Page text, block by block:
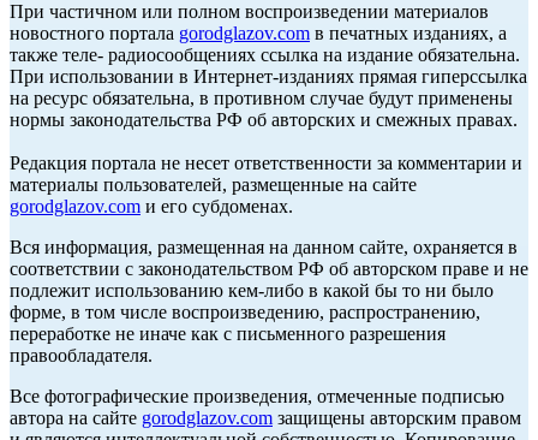
При частичном или полном воспроизведении материалов
новостного портала gorodglazov.com в печатных изданиях, а
также теле- радиосообщениях ссылка на издание обязательна.
При использовании в Интернет-изданиях прямая гиперссылка
на ресурс обязательна, в противном случае будут применены
нормы законодательства РФ об авторских и смежных правах.
Редакция портала не несет ответственности за комментарии и
материалы пользователей, размещенные на сайте
gorodglazov.com и его субдоменах.
Вся информация, размещенная на данном сайте, охраняется в
соответствии с законодательством РФ об авторском праве и не
подлежит использованию кем-либо в какой бы то ни было
форме, в том числе воспроизведению, распространению,
переработке не иначе как с письменного разрешения
правообладателя.
Все фотографические произведения, отмеченные подписью
автора на сайте gorodglazov.com защищены авторским правом